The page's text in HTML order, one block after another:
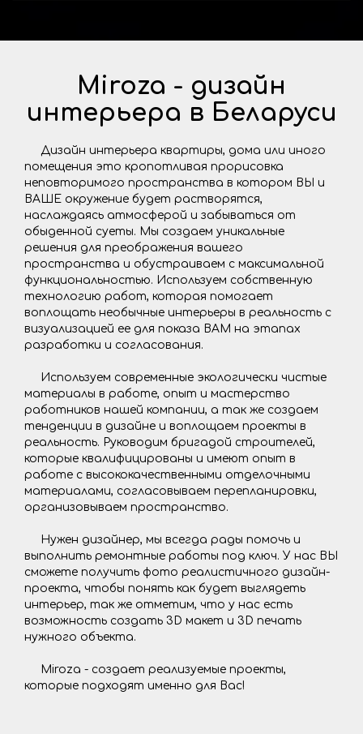
Miroza - дизайн
интерьера в Беларуси
Дизайн интерьера квартиры, дома или иного
помещения это кропотливая прорисовка
неповторимого пространства в котором ВЫ и
ВАШЕ окружение будет растворятся,
наслаждаясь атмосферой и забываться от
обыденной суеты. Мы создаем уникальные
решения для преображения вашего
пространства и обустраиваем с максимальной
функциональностью. Используем собственную
технологию работ, которая помогает
воплощать необычные интерьеры в реальность с
визуализацией ее для показа ВАМ на этапах
разработки и согласования.
Используем современные экологически чистые
материалы в работе, опыт и мастерство
работников нашей компании, а так же создаем
тенденции в дизайне и воплощаем проекты в
реальность. Руководим бригадой строителей,
которые квалифицированы и имеют опыт в
работе с высококачественными отделочными
материалами, согласовываем перепланировки,
организовываем пространство.
Нужен дизайнер, мы всегда рады помочь и
выполнить ремонтные работы под ключ. У нас ВЫ
сможете получить фото реалистичного дизайн-
проекта, чтобы понять как будет выглядеть
интерьер, так же отметим, что у нас есть
возможность создать 3D макет и 3D печать
нужного объекта.
Miroza - создает реализуемые проекты,
которые подходят именно для Вас!